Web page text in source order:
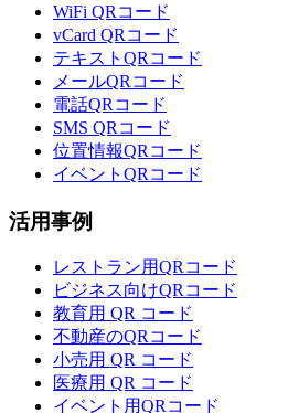
WiFi QRコード
vCard QRコード
テキストQRコード
メールQRコード
電話QRコード
SMS QRコード
位置情報QRコード
イベントQRコード
活用事例
レストラン用QRコード
ビジネス向けQRコード
教育用 QR コード
不動産のQRコード
小売用 QR コード
医療用 QR コード
イベント用QRコード